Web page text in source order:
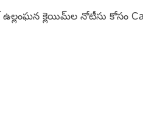
క్లెయిమ్‌ల నోటీసు కోసం